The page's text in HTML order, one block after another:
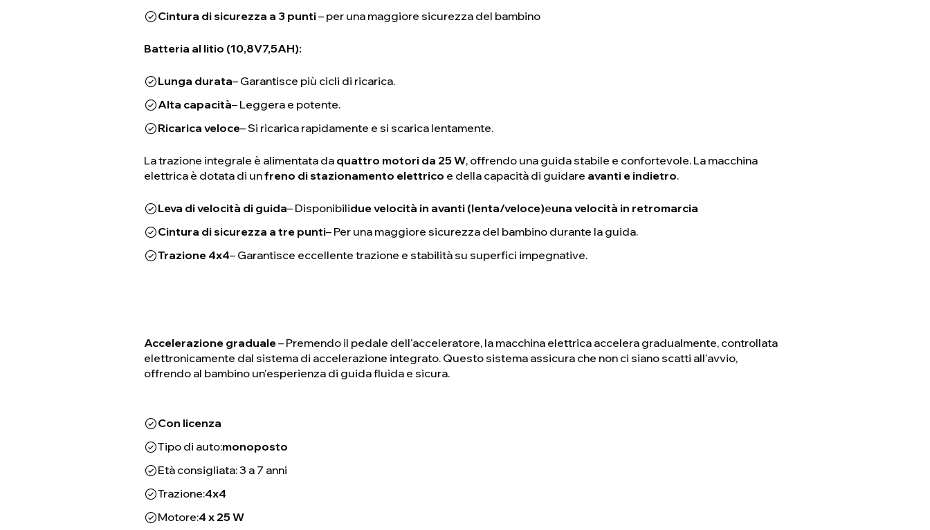
Cintura di sicurezza a 3 punti– per una maggiore sicurezza del bambino
Batteria al litio (10,8V7,5AH):
Lunga durata– Garantisce più cicli di ricarica.
Alta capacità– Leggera e potente.
Ricarica veloce– Si ricarica rapidamente e si scarica lentamente.
La trazione integrale è alimentata da quattro motori da 25 W, offrendo una guida stabile e confortevole. La macchina
elettrica è dotata di unfreno di stazionamento elettrico e della capacità di guidare avanti e indietro.
Leva di velocità di guida– Disponibilidue velocità in avanti (lenta/veloce)euna velocità in retromarcia
Cintura di sicurezza a tre punti– Per una maggiore sicurezza del bambino durante la guida.
Trazione 4x4– Garantisce eccellente trazione e stabilità su superfici impegnative.
Accelerazione graduale– Premendo il pedale dell'acceleratore, la macchina elettrica accelera gradualmente, controllata
elettronicamente dal sistema di accelerazione integrato. Questo sistema assicura che non ci siano scatti all'avvio,
offrendo al bambino un'esperienza di guida fluida e sicura.
Con licenza
Tipo di auto:monoposto
Età consigliata: 3 a 7 anni
Trazione:4x4
Motore:4 x 25 W